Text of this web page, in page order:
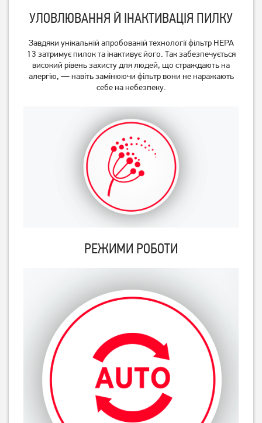
УЛОВЛЮВАННЯ Й ІНАКТИВАЦІЯ ПИЛКУ
Завдяки унікальній апробованій технології фільтр HEPA
13 затримує пилок та інактивує його. Так забезпечується
високий рівень захисту для людей, що страждають на
алергію, — навіть замінюючи фільтр вони не наражають
себе на небезпеку.
РЕЖИМИ РОБОТИ